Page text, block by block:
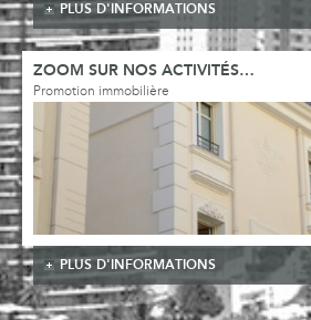
PLUS D'INFORMATIONS
ZOOM SUR NOS ACTIVITÉS…
Promotion immobilière
PLUS D'INFORMATIONS